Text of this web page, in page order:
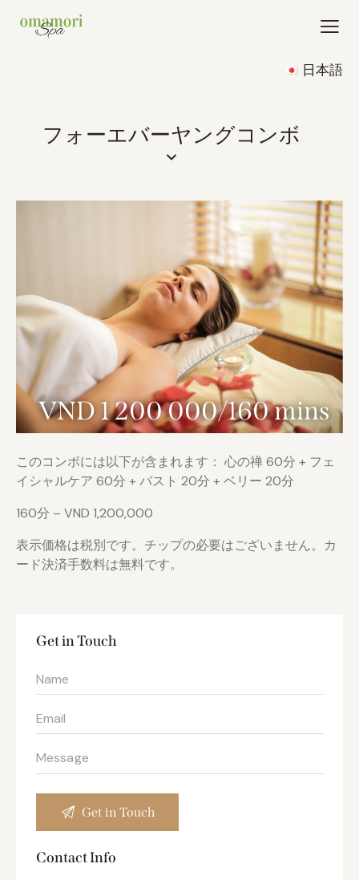
日本語
フォーエバーヤングコンボ
VND 1 200 000/160 mins
このコンボには以下が含まれます： 心の禅 60分 + フェ
イシャルケア 60分 + バスト 20分 + ベリー 20分
160分 – VND 1,200,000
表示価格は税別です。チップの必要はございません。カ
ード決済手数料は無料です。
Get in Touch
Contact Info